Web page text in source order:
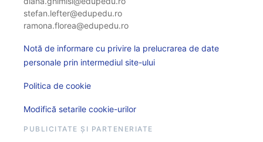
stefan.lefter@edupedu.ro
ramona.florea@edupedu.ro
Notă de informare cu privire la prelucrarea de date
personale prin intermediul site-ului
Politica de cookie
Modifică setarile cookie-urilor
PUBLICITATE ȘI PARTENERIATE